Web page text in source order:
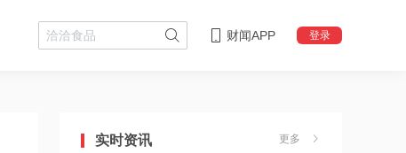
财闻APP 登录
实时资讯 更多
11:47